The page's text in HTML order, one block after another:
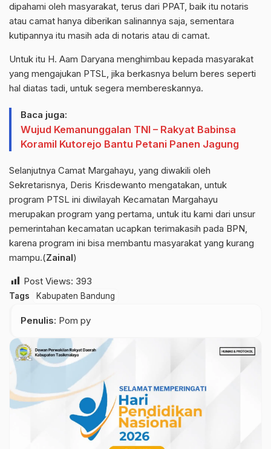
dipahami oleh masyarakat, terus dari PPAT, baik itu notaris
atau camat hanya diberikan salinannya saja, sementara
kutipannya itu masih ada di notaris atau di camat.
Untuk itu H. Aam Daryana menghimbau kepada masyarakat
yang mengajukan PTSL, jika berkasnya belum beres seperti
hal diatas tadi, untuk segera membereskannya.
Baca juga:
Wujud Kemanunggalan TNI – Rakyat Babinsa
Koramil Kutorejo Bantu Petani Panen Jagung
Selanjutnya Camat Margahayu, yang diwakili oleh
Sekretarisnya, Deris Krisdewanto mengatakan, untuk
program PTSL ini diwilayah Kecamatan Margahayu
merupakan program yang pertama, untuk itu kami dari unsur
pemerintahan kecamatan ucapkan terimakasih pada BPN,
karena program ini bisa membantu masyarakat yang kurang
mampu.(Zainal)
Post Views: 393
Tags Kabupaten Bandung
Penulis: Pom py